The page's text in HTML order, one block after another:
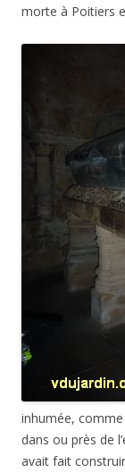
morte à Poitiers
inhumée, comme
dans ou près de
avait fait